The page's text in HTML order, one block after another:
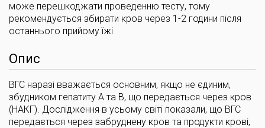
може перешкоджати проведенню тесту, тому
рекомендується збирати кров через 1-2 години після
останнього прийому їжі
Опис
ВГС наразі вважається основним, якщо не єдиним,
збудником гепатиту А та В, що передається через кров
(НАКГ). Дослідження в усьому світі показали, що ВГС
передається через забруднену кров та продукти крові,